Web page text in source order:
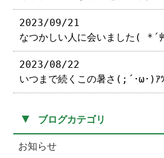
2023/09/21
なつかしい人に会いました( *´
2023/08/22
いつまで続くこの暑さ(;´･ω･)ｱﾂ
▼ ブログカテゴリ
お知らせ